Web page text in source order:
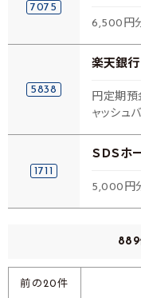
7075
6,500円分
5838
楽天銀行
円定期預
ャッシュ
1711
ＳＤＳホ
5,000円分
889
前の20件